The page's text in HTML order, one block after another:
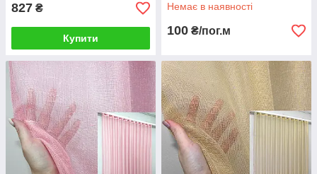
827 ₴
Купити
Немає в наявності
100 ₴/пог.м